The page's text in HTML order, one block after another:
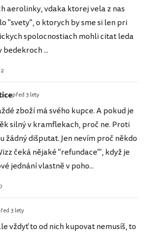
aerolinky, vdaka ktorej vela z nas
"svety", o ktorych by sme si len pri
spolocnostiach mohli citat leda
bedekroch ...
před 3 lety
zboží má svého kupce. A pokud je
silný v kramflekach, proč ne. Proti
žádný dišputat. Jen nevím proč někdo
čeká nějaké "refundace'", když je
jednání vlastně v poho...
3 lety
vždyť to od nich kupovat nemusíš, to